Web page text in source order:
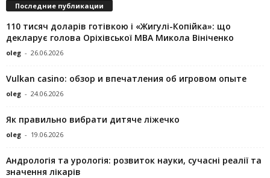
Последние публикации
110 тисяч доларів готівкою і «Жигулі-Копійка»: що
декларує голова Оріхівської МВА Микола Вініченко
oleg - 26.06.2026
Vulkan casino: обзор и впечатления об игровом опыте
oleg - 24.06.2026
Як правильно вибрати дитяче ліжечко
oleg - 19.06.2026
Андрологія та урологія: розвиток науки, сучасні реалії та
значення лікарів